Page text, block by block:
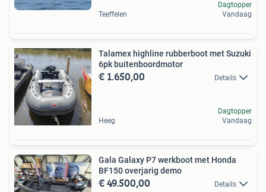
Teeffelen
Dagtopper
Vandaag
Talamex highline rubberboot met Suzuki
6pk buitenboordmotor
€ 1.650,00 Details
Heeg
Dagtopper
Vandaag
Gala Galaxy P7 werkboot met Honda
BF150 overjarig demo
€ 49.500,00 Details